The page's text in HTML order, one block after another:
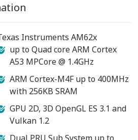
Instruments AM62x
up to Quad core ARM Cortex
A53 MPCore @ 1.4GHz
ARM Cortex-M4F up to 400MHz
with 256KB SRAM
GPU 2D, 3D OpenGL ES 3.1 and
Vulkan 1.2